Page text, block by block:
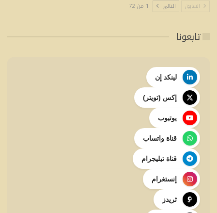
السابق التالي 1 من 72
تابعونا
لينكد إن
إكس (تويتر)
يوتيوب
قناة واتساب
قناة تيليجرام
إنستغرام
ثريدز